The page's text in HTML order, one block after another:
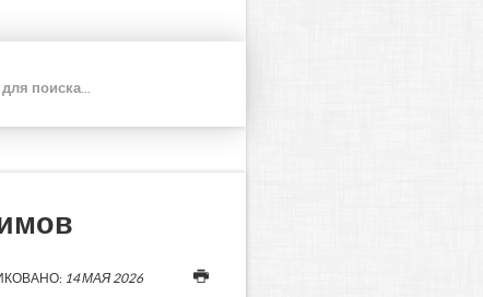
К
14 МАЯ 2026